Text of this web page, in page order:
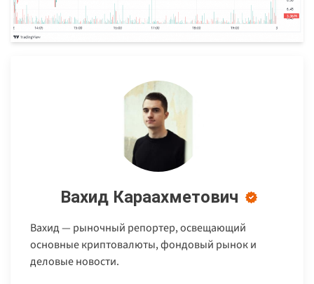
Вахид Караахметович
Вахид — рыночный репортер, освещающий
основные криптовалюты, фондовый рынок и
деловые новости.